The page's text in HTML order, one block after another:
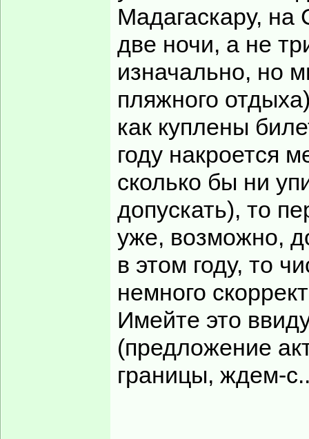
Мадагаскару, на
две ночи, а не
изначально, но
пляжного
как куплены
году накроется
сколько бы ни
допускать), то
уже, возможно,
в этом году, то
немного
Имейте это
(предложение
границы, ждем-